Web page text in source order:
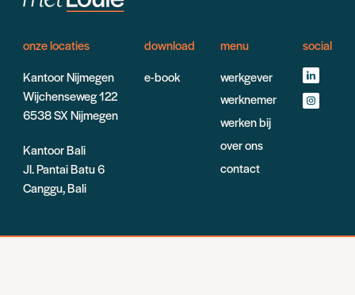
onze locaties
Kantoor Nijmegen
Wijchenseweg 122
6538 SX Nijmegen
Kantoor Bali
Jl. Pantai Batu 6
Canggu, Bali
download
e-book
menu
werkgever
werknemer
werken bij
over ons
contact
social